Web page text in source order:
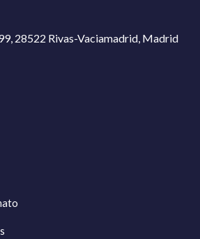
28522 Rivas-Vaciamadrid, Madrid